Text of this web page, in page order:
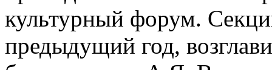
культурный форум.
предыдущий год,